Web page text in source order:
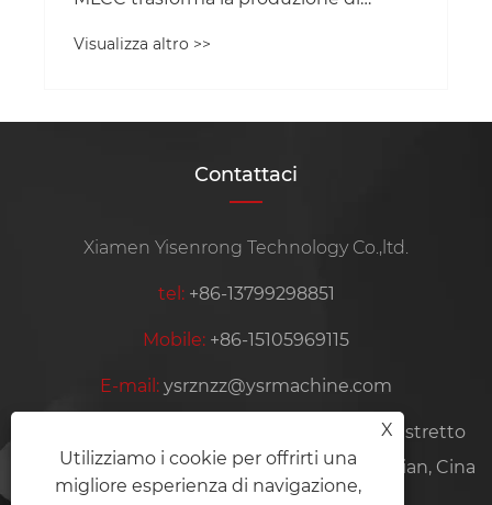
Contattaci
Xiamen Yisenrong Technology Co.,ltd.
tel: +86-13799298851
Mobile: +86-15105969115
E-mail: ysrznzz@ysrmachine.com
Stanza 101, n. 35-6, Xinjing Road, distretto
di Haicang, città di Xiamen, provincia del Fujian, Cina
X
Utilizziamo i cookie per offrirti una
migliore esperienza di navigazione,